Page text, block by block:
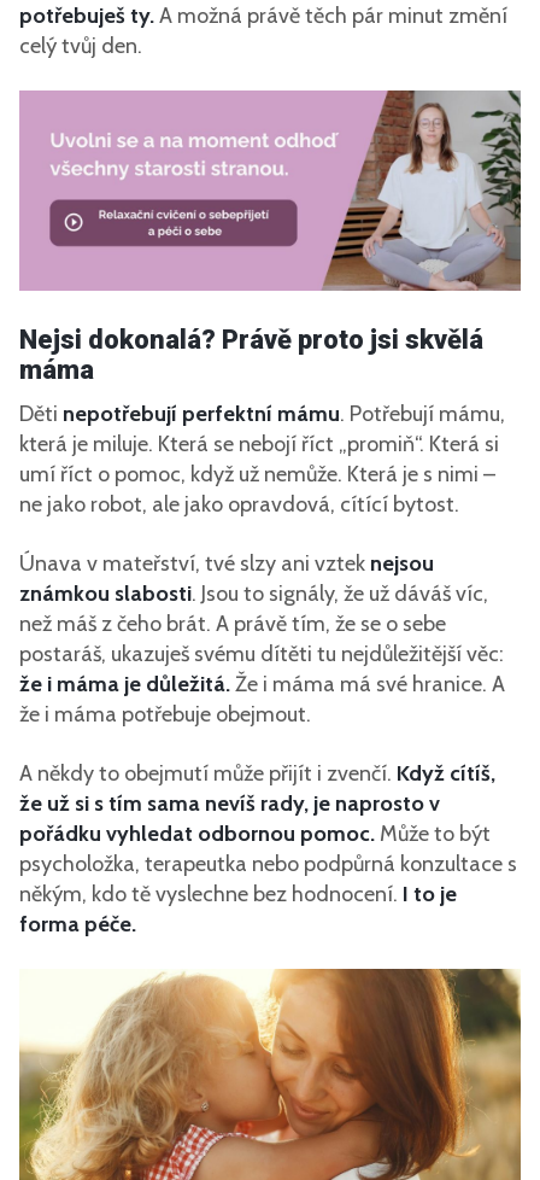
potřebuješ ty.A možná právě těch pár minut změní
celý tvůj den.
Nejsi dokonalá? Právě proto jsi skvělá
máma
Děti nepotřebují perfektní mámu. Potřebují mámu,
která je miluje. Která se nebojí říct „promiň“. Která si
umí říct o pomoc, když už nemůže. Která je s nimi –
ne jako robot, ale jako opravdová, cítící bytost.
Únava v mateřství, tvé slzy ani vztek nejsou
známkou slabosti. Jsou to signály, že už dáváš víc,
než máš z čeho brát. A právě tím, že se o sebe
postaráš, ukazuješ svému dítěti tu nejdůležitější věc:
že i máma je důležitá.Že i máma má své hranice. A
že i máma potřebuje obejmout.
A někdy to obejmutí může přijít i zvenčí. Když cítíš,
že už si s tím sama nevíš rady, je naprosto v
pořádku vyhledat odbornou pomoc. Může to být
psycholožka, terapeutka nebo podpůrná konzultace s
někým, kdo tě vyslechne bez hodnocení. I to je
forma péče.